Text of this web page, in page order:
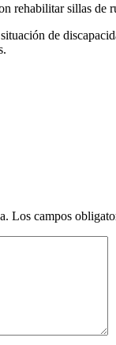
rehabilitar sillas de
de
Los campos